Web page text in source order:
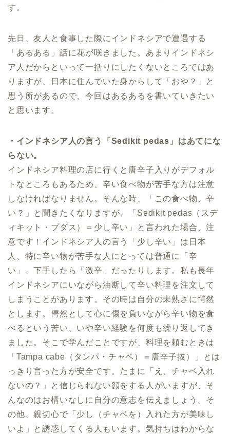
す。
先日、友人と食事した際にインドネシアで遭遇する
「あるある」話に花が咲きました。あまりインドネシ
ア人だからといって一括りにしたくないところではあ
りますが、日本に住んでいた身からして「おや？」と
思う所があるので、今回はあるあるを書いていきたい
と思います。
・インドネシア人の言う「Sedikit pedas」はあてにな
らない。
インドネシア料理の店に行くと唐辛子入りがデフォル
トなところもあるため、辛い食べ物が苦手な方は注意
しなければなりません。そんな時、「この食べ物、辛
い？」と聞きたくなりますが、「Sedikit pedas（スデ
ィキット・プダス）＝少し辛い」と言われた場合、注
意です！インドネシア人の言う「少し辛い」は日本
人、特に辛い物が苦手な人にとっては普通に「辛
い」、下手したら「激辛」だったりします。私も長年
インドネシアにいながら油断して辛い料理を注文して
しまうことがあります。その時は自分の未熟さに愕然
とします。愕然として心に傷を負いながら辛い物を食
べるという苦い、いや辛い経験を何度も繰り返してき
ました。そこで学んだことですが、料理を頼むときは
「Tampa cabe（タンパ・チャベ）＝唐辛子抜）」とは
っきり言った方が安全です。たまに「え、チャベ入れ
ないの？」と信じられない顔をする人がいますが、そ
んなのはお構いなしに自分の意志を伝えましょう。そ
の他、親切心で「少し（チャベを）入れた方が美味し
いよ」と誘惑してくる人もいます。気持ちはわからな